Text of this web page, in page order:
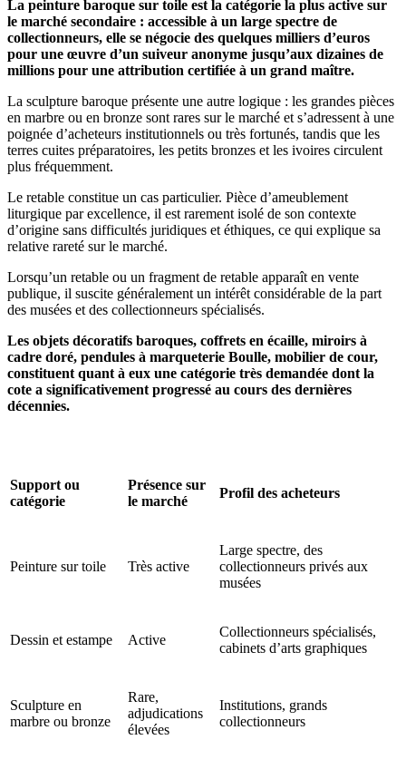
La peinture baroque sur toile est la catégorie la plus active sur
le marché secondaire : accessible à un large spectre de
collectionneurs, elle se négocie des quelques milliers d’euros
pour une œuvre d’un suiveur anonyme jusqu’aux dizaines de
millions pour une attribution certifiée à un grand maître.
La sculpture baroque présente une autre logique : les grandes pièces
en marbre ou en bronze sont rares sur le marché et s’adressent à une
poignée d’acheteurs institutionnels ou très fortunés, tandis que les
terres cuites préparatoires, les petits bronzes et les ivoires circulent
plus fréquemment.
Le retable constitue un cas particulier. Pièce d’ameublement
liturgique par excellence, il est rarement isolé de son contexte
d’origine sans difficultés juridiques et éthiques, ce qui explique sa
relative rareté sur le marché.
Lorsqu’un retable ou un fragment de retable apparaît en vente
publique, il suscite généralement un intérêt considérable de la part
des musées et des collectionneurs spécialisés.
Les objets décoratifs baroques, coffrets en écaille, miroirs à
cadre doré, pendules à marqueterie Boulle, mobilier de cour,
constituent quant à eux une catégorie très demandée dont la
cote a significativement progressé au cours des dernières
décennies.
Support ou
catégorie
Présence sur
le marché
Profil des acheteurs
Peinture sur toile Très active
Large spectre, des
collectionneurs privés aux
musées
Dessin et estampe Active
Collectionneurs spécialisés,
cabinets d’arts graphiques
Sculpture en
marbre ou bronze
Rare,
adjudications
élevées
Institutions, grands
collectionneurs